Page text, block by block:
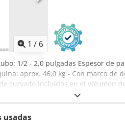
1 / 6
1/2 - 2,0 pulgadas Espesor de
aprox. 46,0 kg - Con marco
curvado incluidos en el volumen
rápido gracias al avance
y tubos revestidos - Posibilidad
- Moldes de curvado: ½” - ¾”
usadas